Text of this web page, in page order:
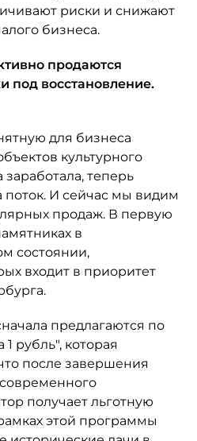
риски и снижают
бизнеса.
продаются
под восстановление.
для бизнеса
культурного
заработала, теперь
поток. И сейчас мы видим
продаж. В первую
в
состоянии,
входит в приоритет
предлагаются по
рубль", которая
после завершения
получает льготную
этой программы